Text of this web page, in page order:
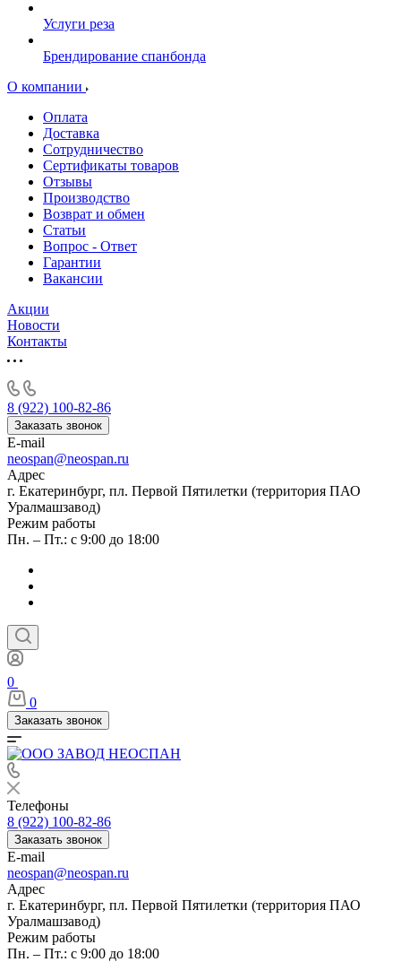
Услуги реза
Брендирование спанбонда
О компании
Оплата
Доставка
Сотрудничество
Сертификаты товаров
Отзывы
Производство
Возврат и обмен
Статьи
Вопрос - Ответ
Гарантии
Вакансии
Акции
Новости
Контакты
8 (922) 100-82-86
Заказать звонок
E-mail
neospan@neospan.ru
Адрес
г. Екатеринбург, пл. Первой Пятилетки (территория ПАО
Уралмашзавод)
Режим работы
Пн. – Пт.: с 9:00 до 18:00
0
0
Заказать звонок
Телефоны
8 (922) 100-82-86
Заказать звонок
E-mail
neospan@neospan.ru
Адрес
г. Екатеринбург, пл. Первой Пятилетки (территория ПАО
Уралмашзавод)
Режим работы
Пн. – Пт.: с 9:00 до 18:00